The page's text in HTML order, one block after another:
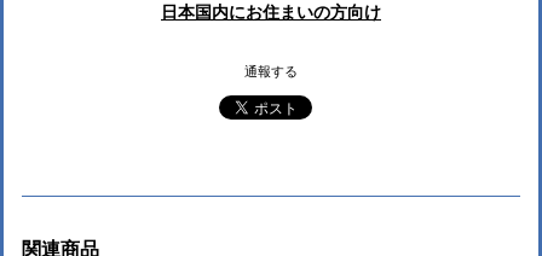
日本国内にお住まいの方向け
通報する
関連商品